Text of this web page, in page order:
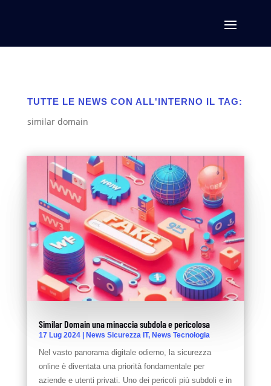
TUTTE LE NEWS CON ALL'INTERNO IL TAG:
similar domain
Similar Domain una minaccia subdola e pericolosa
17 Lug 2024| News Sicurezza IT, News Tecnologia
Nel vasto panorama digitale odierno, la sicurezza
online è diventata una priorità fondamentale per
aziende e utenti privati. Uno dei pericoli più subdoli e in